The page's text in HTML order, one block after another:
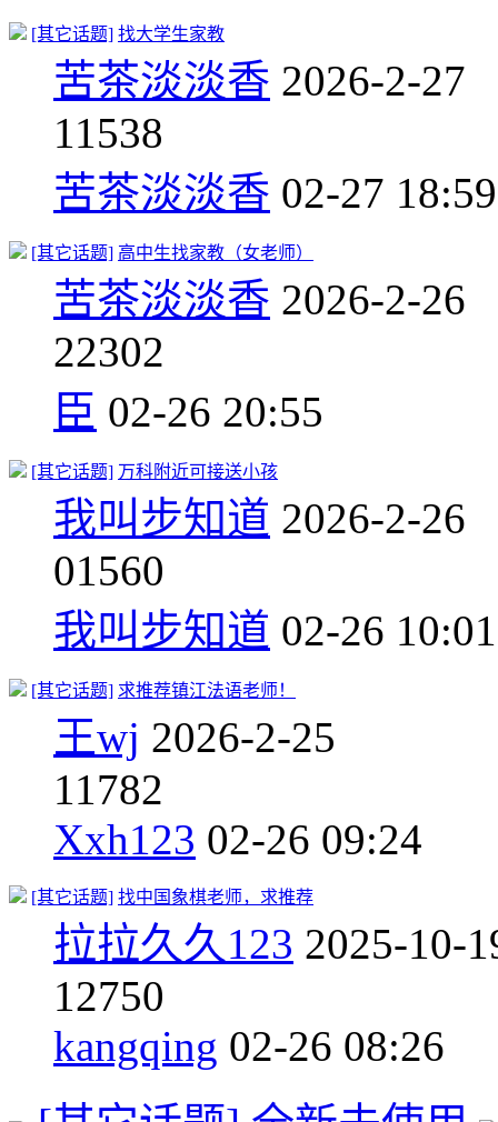
[其它话题] 找大学生家教
苦茶淡淡香 2026-2-27
11538
苦茶淡淡香 02-27 18:59
[其它话题] 高中生找家教（女老师）
苦茶淡淡香 2026-2-26
22302
臣 02-26 20:55
[其它话题] 万科附近可接送小孩
我叫步知道 2026-2-26
01560
我叫步知道 02-26 10:01
[其它话题] 求推荐镇江法语老师！
王wj 2026-2-25
11782
Xxh123 02-26 09:24
[其它话题] 找中国象棋老师，求推荐
拉拉久久123 2025-10-
12750
kangqing 02-26 08:26